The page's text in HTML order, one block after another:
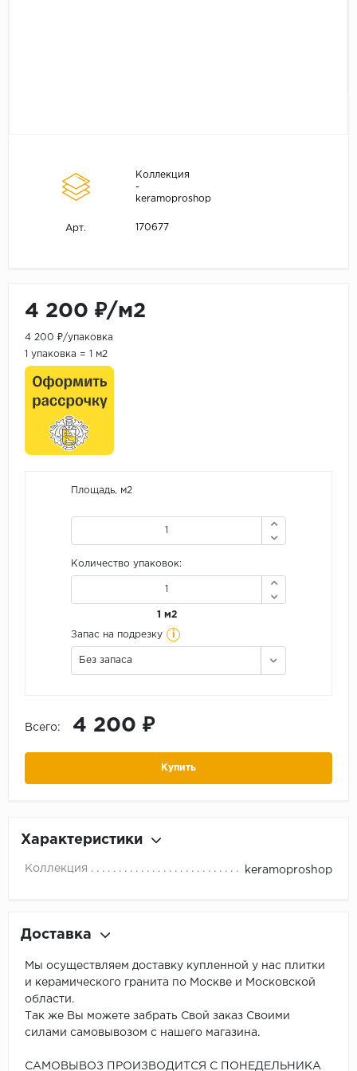
Коллекция
-
keramoproshop
Арт. 170677
4 200 ₽/м2
4 200 ₽/упаковка
1 упаковка = 1 м2
Площадь, м2
Количество упаковок:
1 м2
Запас на подрезку i
Без запаса
Всего: 4 200 ₽
Купить
Характеристики
Коллекция keramoproshop
Доставка
Мы осуществляем доставку купленной у нас плитки
и керамического гранита по Москве и Московской
области.
Так же Вы можете забрать Свой заказ Своими
силами самовывозом с нашего магазина.
САМОВЫВОЗ ПРОИЗВОДИТСЯ С ПОНЕДЕЛЬНИКА